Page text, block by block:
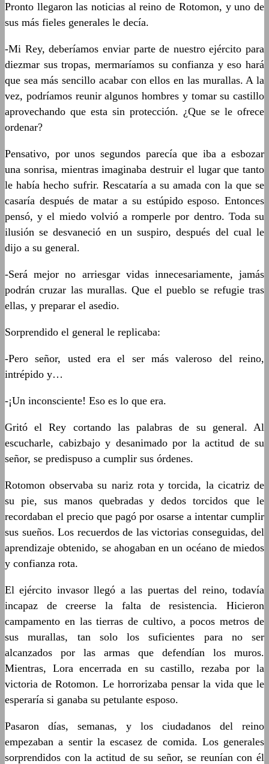
Pronto llegaron las noticias al reino de Rotomon, y uno de
sus más fieles generales le decía.
-Mi Rey, deberíamos enviar parte de nuestro ejército para
diezmar sus tropas, mermaríamos su confianza y eso hará
que sea más sencillo acabar con ellos en las murallas. A la
vez, podríamos reunir algunos hombres y tomar su castillo
aprovechando que esta sin protección. ¿Que se le ofrece
ordenar?
Pensativo, por unos segundos parecía que iba a esbozar
una sonrisa, mientras imaginaba destruir el lugar que tanto
le había hecho sufrir. Rescataría a su amada con la que se
casaría después de matar a su estúpido esposo. Entonces
pensó, y el miedo volvió a romperle por dentro. Toda su
ilusión se desvaneció en un suspiro, después del cual le
dijo a su general.
-Será mejor no arriesgar vidas innecesariamente, jamás
podrán cruzar las murallas. Que el pueblo se refugie tras
ellas, y preparar el asedio.
Sorprendido el general le replicaba:
-Pero señor, usted era el ser más valeroso del reino,
intrépido y…
-¡Un inconsciente! Eso es lo que era.
Gritó el Rey cortando las palabras de su general. Al
escucharle, cabizbajo y desanimado por la actitud de su
señor, se predispuso a cumplir sus órdenes.
Rotomon observaba su nariz rota y torcida, la cicatriz de
su pie, sus manos quebradas y dedos torcidos que le
recordaban el precio que pagó por osarse a intentar cumplir
sus sueños. Los recuerdos de las victorias conseguidas, del
aprendizaje obtenido, se ahogaban en un océano de miedos
y confianza rota.
El ejército invasor llegó a las puertas del reino, todavía
incapaz de creerse la falta de resistencia. Hicieron
campamento en las tierras de cultivo, a pocos metros de
sus murallas, tan solo los suficientes para no ser
alcanzados por las armas que defendían los muros.
Mientras, Lora encerrada en su castillo, rezaba por la
victoria de Rotomon. Le horrorizaba pensar la vida que le
esperaría si ganaba su petulante esposo.
Pasaron días, semanas, y los ciudadanos del reino
empezaban a sentir la escasez de comida. Los generales
sorprendidos con la actitud de su señor, se reunían con él